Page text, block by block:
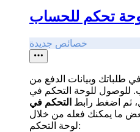
تحكم للحساب
خصائص جديدة
طلباتك وبيانات الدفع من
للوصول للوحة التحكم في
ثم اضغط رابط التحكم في
بعض ما يمكنك فعله من خلال
لوحة التحكم: